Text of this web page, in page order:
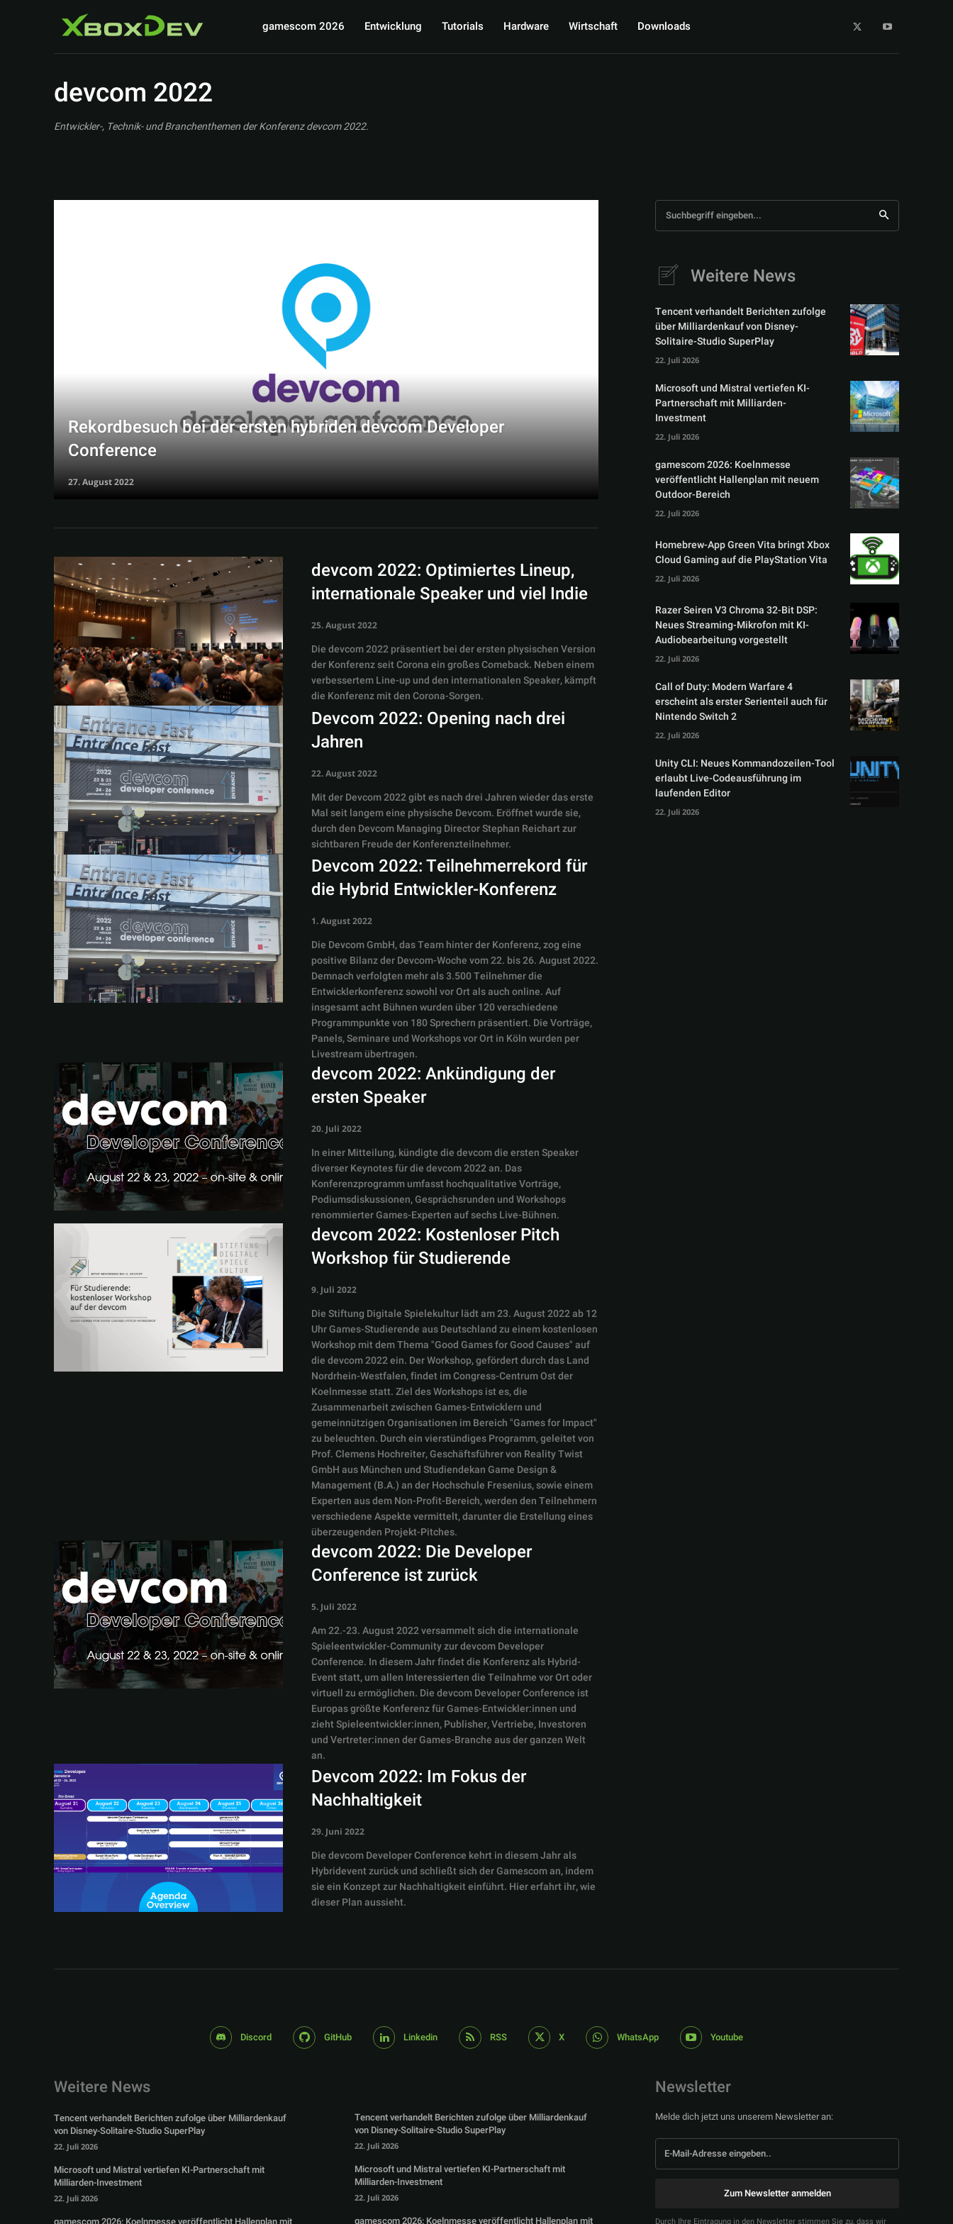
gamescom 2026 Entwicklung Tutorials Hardware Wirtschaft Downloads
devcom 2022
Entwickler-, Technik- und Branchenthemen der Konferenz devcom 2022.
Rekordbesuch bei der ersten hybriden devcom Developer
Conference
27. August 2022
devcom 2022: Optimiertes Lineup,
internationale Speaker und viel Indie
25. August 2022
Die devcom 2022 präsentiert bei der ersten physischen Version
der Konferenz seit Corona ein großes Comeback. Neben einem
verbessertem Line-up und den internationalen Speaker, kämpft
die Konferenz mit den Corona-Sorgen.
Devcom 2022: Opening nach drei
Jahren
22. August 2022
Mit der Devcom 2022 gibt es nach drei Jahren wieder das erste
Mal seit langem eine physische Devcom. Eröffnet wurde sie,
durch den Devcom Managing Director Stephan Reichart zur
sichtbaren Freude der Konferenzteilnehmer.
Devcom 2022: Teilnehmerrekord für
die Hybrid Entwickler-Konferenz
1. August 2022
Die Devcom GmbH, das Team hinter der Konferenz, zog eine
positive Bilanz der Devcom-Woche vom 22. bis 26. August 2022.
Demnach verfolgten mehr als 3.500 Teilnehmer die
Entwicklerkonferenz sowohl vor Ort als auch online. Auf
insgesamt acht Bühnen wurden über 120 verschiedene
Programmpunkte von 180 Sprechern präsentiert. Die Vorträge,
Panels, Seminare und Workshops vor Ort in Köln wurden per
Livestream übertragen.
devcom 2022: Ankündigung der
ersten Speaker
20. Juli 2022
In einer Mitteilung, kündigte die devcom die ersten Speaker
diverser Keynotes für die devcom 2022 an. Das
Konferenzprogramm umfasst hochqualitative Vorträge,
Podiumsdiskussionen, Gesprächsrunden und Workshops
renommierter Games-Experten auf sechs Live-Bühnen.
devcom 2022: Kostenloser Pitch
Workshop für Studierende
9. Juli 2022
Die Stiftung Digitale Spielekultur lädt am 23. August 2022 ab 12
Uhr Games-Studierende aus Deutschland zu einem kostenlosen
Workshop mit dem Thema "Good Games for Good Causes" auf
die devcom 2022 ein. Der Workshop, gefördert durch das Land
Nordrhein-Westfalen, findet im Congress-Centrum Ost der
Koelnmesse statt. Ziel des Workshops ist es, die
Zusammenarbeit zwischen Games-Entwicklern und
gemeinnützigen Organisationen im Bereich "Games for Impact"
zu beleuchten. Durch ein vierstündiges Programm, geleitet von
Prof. Clemens Hochreiter, Geschäftsführer von Reality Twist
GmbH aus München und Studiendekan Game Design &
Management (B.A.) an der Hochschule Fresenius, sowie einem
Experten aus dem Non-Profit-Bereich, werden den Teilnehmern
verschiedene Aspekte vermittelt, darunter die Erstellung eines
überzeugenden Projekt-Pitches.
devcom 2022: Die Developer
Conference ist zurück
5. Juli 2022
Am 22.-23. August 2022 versammelt sich die internationale
Spieleentwickler-Community zur devcom Developer
Conference. In diesem Jahr findet die Konferenz als Hybrid-
Event statt, um allen Interessierten die Teilnahme vor Ort oder
virtuell zu ermöglichen. Die devcom Developer Conference ist
Europas größte Konferenz für Games-Entwickler:innen und
zieht Spieleentwickler:innen, Publisher, Vertriebe, Investoren
und Vertreter:innen der Games-Branche aus der ganzen Welt
an.
Devcom 2022: Im Fokus der
Nachhaltigkeit
29. Juni 2022
Die devcom Developer Conference kehrt in diesem Jahr als
Hybridevent zurück und schließt sich der Gamescom an, indem
sie ein Konzept zur Nachhaltigkeit einführt. Hier erfahrt ihr, wie
dieser Plan aussieht.
Suchbegriff eingeben...
Weitere News
Tencent verhandelt Berichten zufolge
über Milliardenkauf von Disney-
Solitaire-Studio SuperPlay
22. Juli 2026
Microsoft und Mistral vertiefen KI-
Partnerschaft mit Milliarden-
Investment
22. Juli 2026
gamescom 2026: Koelnmesse
veröffentlicht Hallenplan mit neuem
Outdoor-Bereich
22. Juli 2026
Homebrew-App Green Vita bringt Xbox
Cloud Gaming auf die PlayStation Vita
22. Juli 2026
Razer Seiren V3 Chroma 32-Bit DSP:
Neues Streaming-Mikrofon mit KI-
Audiobearbeitung vorgestellt
22. Juli 2026
Call of Duty: Modern Warfare 4
erscheint als erster Serienteil auch für
Nintendo Switch 2
22. Juli 2026
Unity CLI: Neues Kommandozeilen-Tool
erlaubt Live-Codeausführung im
laufenden Editor
22. Juli 2026
Discord GitHub Linkedin RSS X WhatsApp Youtube
Weitere News
Tencent verhandelt Berichten zufolge über Milliardenkauf
von Disney-Solitaire-Studio SuperPlay
22. Juli 2026
Microsoft und Mistral vertiefen KI-Partnerschaft mit
Milliarden-Investment
22. Juli 2026
Tencent verhandelt Berichten zufolge über Milliardenkauf
von Disney-Solitaire-Studio SuperPlay
22. Juli 2026
Microsoft und Mistral vertiefen KI-Partnerschaft mit
Milliarden-Investment
22. Juli 2026
gamescom 2026: Koelnmesse veröffentlicht Hallenplan mit
Newsletter
Melde dich jetzt uns unserem Newsletter an:
Zum Newsletter anmelden
Durch Ihre Eintragung in den Newsletter stimmen Sie zu, dass wir